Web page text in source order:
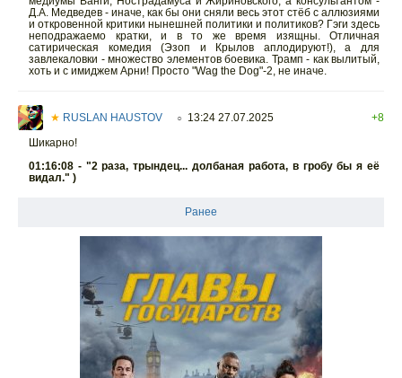
Д.А. Медведев - иначе, как бы они сняли весь этот стёб с аллюзиями
и откровенной критики нынешней политики и политиков? Гэги здесь
неподражаемо кратки, и в то же время изящны. Отличная
сатирическая комедия (Эзоп и Крылов аплодируют!), а для
завлекаловки - множество элементов боевика. Трамп - как вылитый,
хоть и с имиджем Арни! Просто "Wag the Dog"-2, не иначе.
★ RUSLAN HAUSTOV ○ 13:24 27.07.2025
+8
Шикарно!
01:16:08 - "2 раза, трындец... долбаная работа, в гробу бы я её
видал." )
Ранее